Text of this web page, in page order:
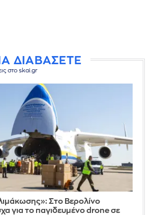
ΔΙΑΒΑΣΕΤΕ
στο skai.gr
Στο Βερολίνο
για το παγιδευμένο drone σε